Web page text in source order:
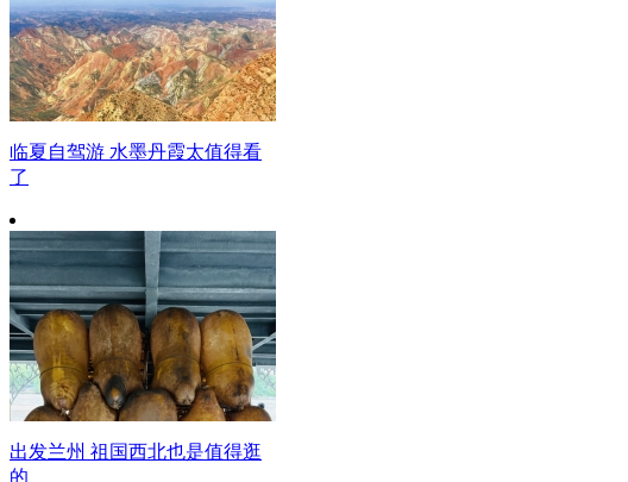
临夏自驾游 水墨丹霞太值得看
了
出发兰州 祖国西北也是值得逛
的